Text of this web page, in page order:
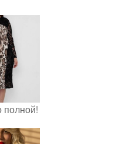
полной!